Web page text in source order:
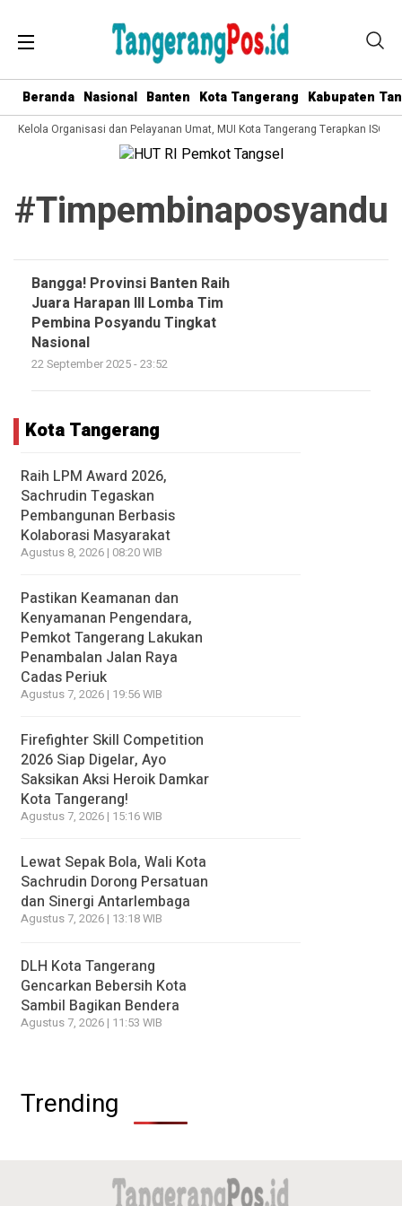
Beranda Nasional Banten Kota Tangerang Kabupaten
Kelola Organisasi dan Pelayanan Umat, MUI Kota Tangerang Terapkan ISO
#timpembinaposyandu
Bangga! Provinsi Banten Raih
Juara Harapan III Lomba Tim
Pembina Posyandu Tingkat
Nasional
22 September 2025 - 23:52
Kota Tangerang
Raih LPM Award 2026,
Sachrudin Tegaskan
Pembangunan Berbasis
Kolaborasi Masyarakat
Agustus 8, 2026 | 08:20 WIB
Pastikan Keamanan dan
Kenyamanan Pengendara,
Pemkot Tangerang Lakukan
Penambalan Jalan Raya
Cadas Periuk
Agustus 7, 2026 | 19:56 WIB
Firefighter Skill Competition
2026 Siap Digelar, Ayo
Saksikan Aksi Heroik Damkar
Kota Tangerang!
Agustus 7, 2026 | 15:16 WIB
Lewat Sepak Bola, Wali Kota
Sachrudin Dorong Persatuan
dan Sinergi Antarlembaga
Agustus 7, 2026 | 13:18 WIB
DLH Kota Tangerang
Gencarkan Bebersih Kota
Sambil Bagikan Bendera
Agustus 7, 2026 | 11:53 WIB
Trending